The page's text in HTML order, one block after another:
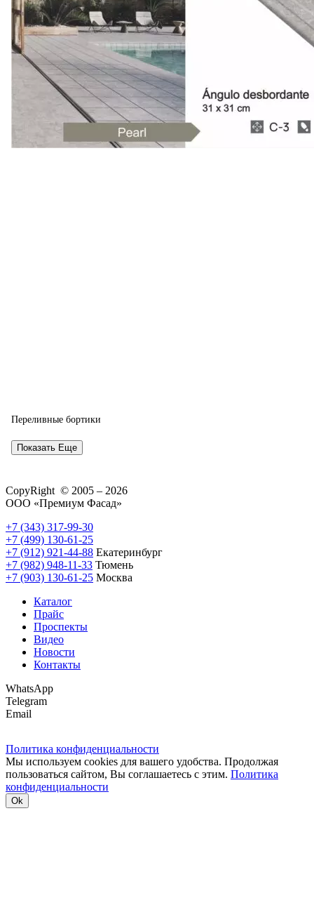
Переливные бортики
Показать Еще
CopyRight © 2005 – 2026
ООО «Премиум Фасад»
+7 (343) 317-99-30
+7 (499) 130-61-25
+7 (912) 921-44-88 Екатеринбург
+7 (982) 948-11-33 Тюмень
+7 (903) 130-61-25 Москва
Каталог
Прайс
Проспекты
Видео
Новости
Контакты
WhatsApp
Telegram
Email
Политика конфиденциальности
Мы используем cookies для вашего удобства. Продолжая
пользоваться сайтом, Вы соглашаетесь с этим. Политика
конфиденциальности
Ok